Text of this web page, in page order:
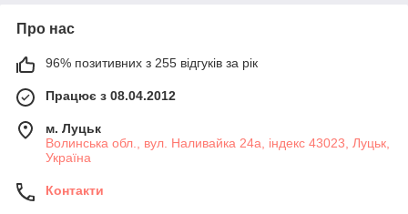
Про нас
96% позитивних з 255 відгуків за рік
Працює з 08.04.2012
м. Луцьк
Волинська обл., вул. Наливайка 24а, індекс 43023, Луцьк,
Україна
Контакти